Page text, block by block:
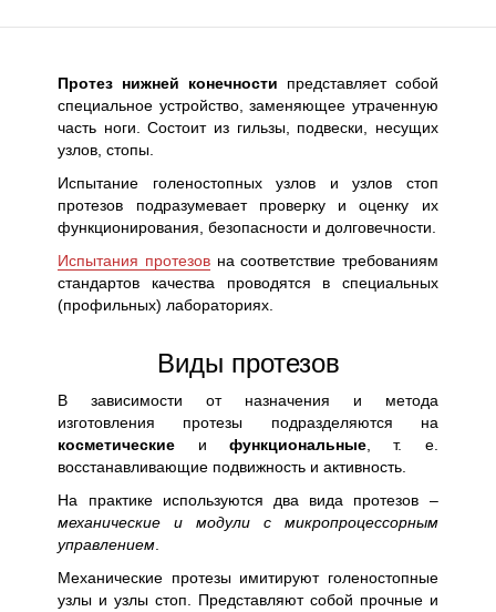
Протез нижней конечности представляет собой
специальное устройство, заменяющее утраченную
часть ноги. Состоит из гильзы, подвески, несущих
узлов, стопы.
Испытание голеностопных узлов и узлов стоп
протезов подразумевает проверку и оценку их
функционирования, безопасности и долговечности.
Испытания протезовна соответствие требованиям
стандартов качества проводятся в специальных
(профильных) лабораториях.
Виды протезов
В зависимости от назначения и метода
изготовления протезы подразделяются на
косметические и функциональные , т. е.
восстанавливающие подвижность и активность.
На практике используются два вида протезов –
механические и модули с микропроцессорным
управлением
Механические протезы имитируют голеностопные
узлы и узлы стоп. Представляют собой прочные и